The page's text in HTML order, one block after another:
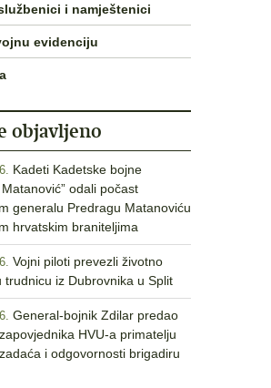
i namještenici
evidenciju
objavljeno
Kadeti Kadetske bojne
odali počast
generalu Predragu Matanoviću
hrvatskim braniteljima
Vojni piloti prevezli životno
trudnicu iz Dubrovnika u Split
General-bojnik Zdilar predao
HVU-a primatelju
i odgovornosti brigadiru